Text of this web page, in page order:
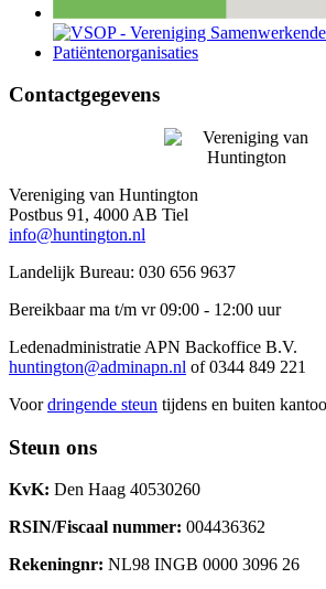
Contactgegevens
Vereniging van Huntington
Postbus 91, 4000 AB Tiel
info@huntington.nl
Landelijk Bureau: 030 656 9637
Bereikbaar ma t/m vr 09:00 - 12:00 uur
Ledenadministratie APN Backoffice B.V.
huntington@adminapn.nl of 0344 849 221
Voordringende steun tijdens en buiten
Steun ons
KvK: Den Haag 40530260
RSIN/Fiscaal nummer: 004436362
Rekeningnr: NL98 INGB 0000 3096 26